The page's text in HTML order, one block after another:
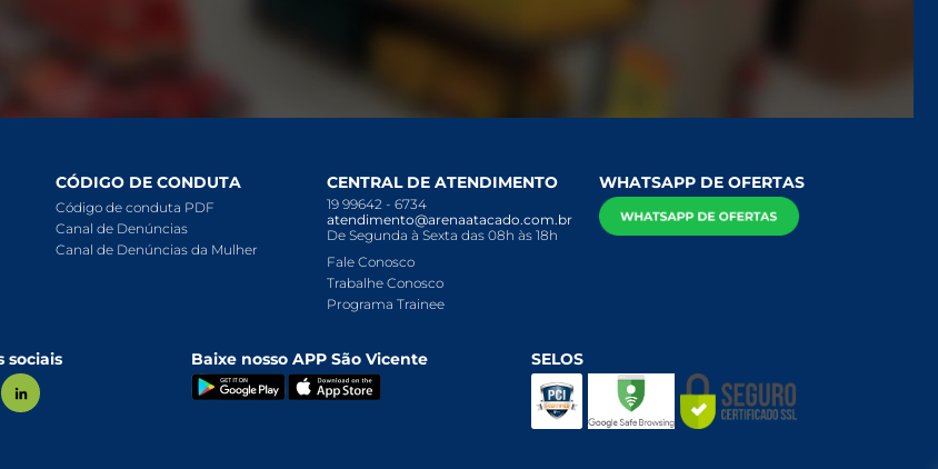
CÓDIGO DE CONDUTA
Código de conduta PDF
Canal de Denúncias
Canal de Denúncias da Mulher
CENTRAL DE ATENDIMENTO
19 99642 - 6734
atendimento@arenaatacado.com.br
De Segunda à Sexta das 08h às 18h
Fale Conosco
Trabalhe Conosco
Programa Trainee
WHATSAPP DE OFERTAS
sociais Baixe nosso APP São Vicente SELOS